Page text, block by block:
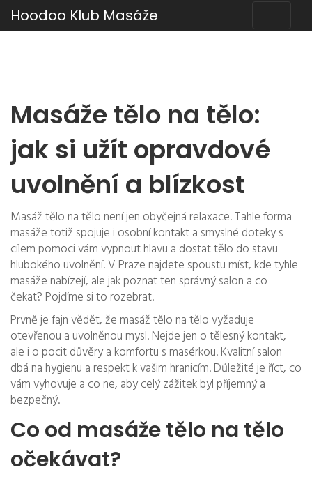
Hoodoo Klub Masáže
Masáže tělo na tělo:
jak si užít opravdové
uvolnění a blízkost
Masáž tělo na tělo není jen obyčejná relaxace. Tahle forma
masáže totiž spojuje i osobní kontakt a smyslné doteky s
cílem pomoci vám vypnout hlavu a dostat tělo do stavu
hlubokého uvolnění. V Praze najdete spoustu míst, kde tyhle
masáže nabízejí, ale jak poznat ten správný salon a co
čekat? Pojďme si to rozebrat.
Prvně je fajn vědět, že masáž tělo na tělo vyžaduje
otevřenou a uvolněnou mysl. Nejde jen o tělesný kontakt,
ale i o pocit důvěry a komfortu s masérkou. Kvalitní salon
dbá na hygienu a respekt k vašim hranicím. Důležité je říct, co
vám vyhovuje a co ne, aby celý zážitek byl příjemný a
bezpečný.
Co od masáže tělo na tělo
očekávat?